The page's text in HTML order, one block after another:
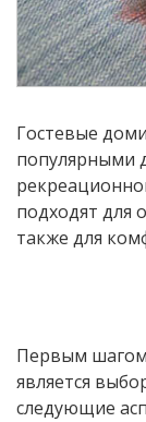
Гостевые
популярными
подходят для
также для
Первым шагом
является
следующие